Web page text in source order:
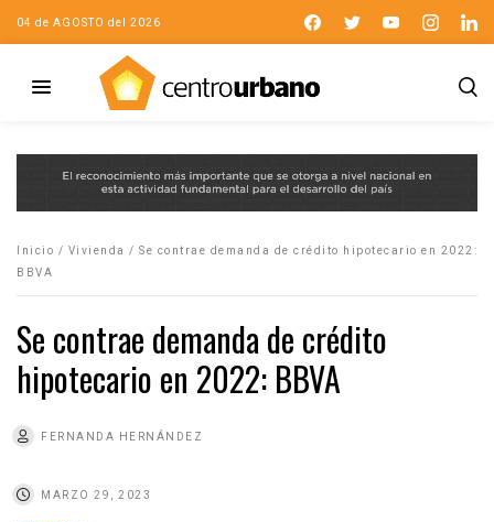
04 de AGOSTO del 2026
Inicio / Vivienda / Se contrae demanda de crédito hipotecario en 2022:
BBVA
Se contrae demanda de crédito
hipotecario en 2022: BBVA
FERNANDA HERNÁNDEZ
MARZO 29, 2023